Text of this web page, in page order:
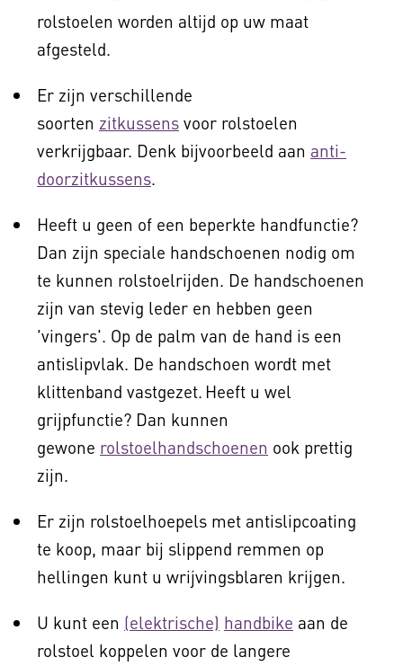
rolstoelen worden altijd op uw maat
afgesteld.
Er zijn verschillende
soorten zitkussens voor rolstoelen
verkrijgbaar. Denk bijvoorbeeld aan anti-
doorzitkussens.
Heeft u geen of een beperkte handfunctie?
Dan zijn speciale handschoenen nodig om
te kunnen rolstoelrijden. De handschoenen
zijn van stevig leder en hebben geen
'vingers'. Op de palm van de hand is een
antislipvlak. De handschoen wordt met
klittenband vastgezet. Heeft u wel
grijpfunctie? Dan kunnen
gewone rolstoelhandschoenen ook prettig
zijn.
Er zijn rolstoelhoepels met antislipcoating
te koop, maar bij slippend remmen op
hellingen kunt u wrijvingsblaren krijgen.
U kunt een (elektrische) handbike aan de
rolstoel koppelen voor de langere